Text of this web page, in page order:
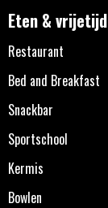
Eten & vrijetijd
Restaurant
Bed and Breakfast
Snackbar
Sportschool
Kermis
Bowlen